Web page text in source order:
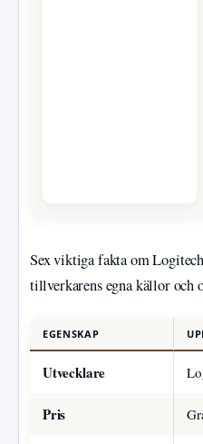
Sex viktiga fakta om
tillverkarens egna källor och
EGENSKAP
Utvecklare
Pris